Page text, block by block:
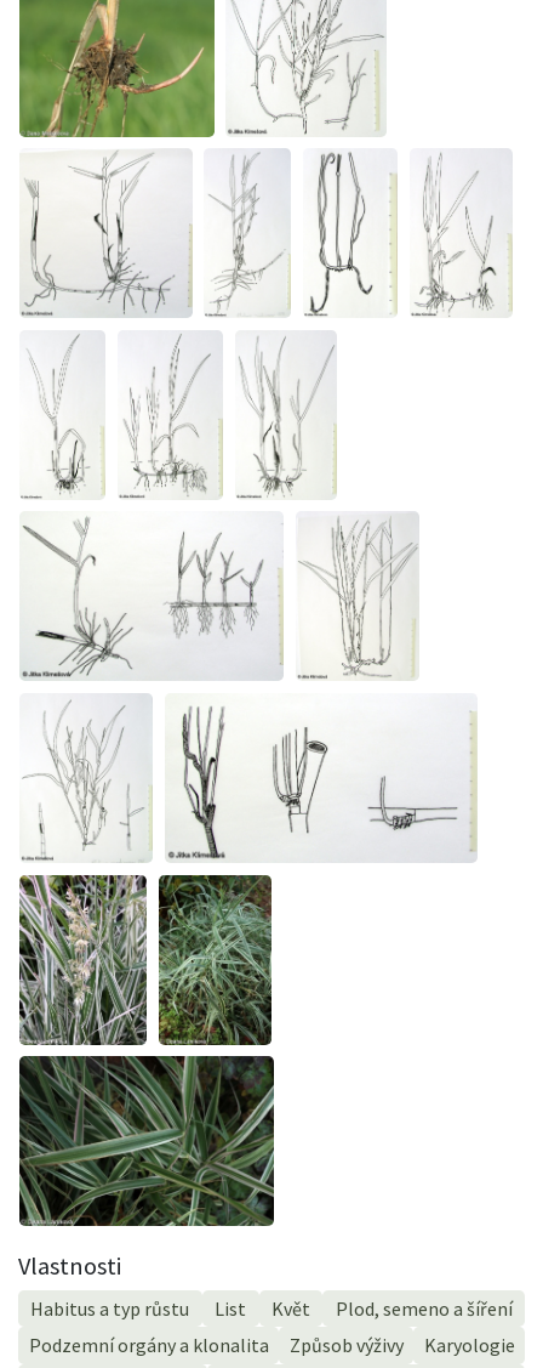
Vlastnosti
Habitus a typ růstu List Květ
Plod, semeno a šíření
Podzemní orgány a klonalita
Způsob výživy Karyologie